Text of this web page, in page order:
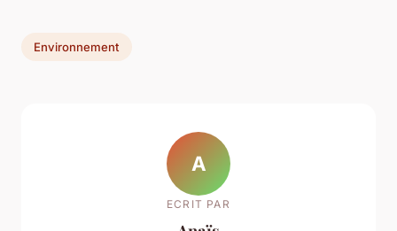
Environnement
A
ECRIT PAR